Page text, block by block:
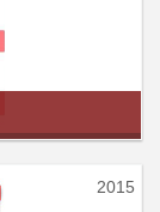
2015